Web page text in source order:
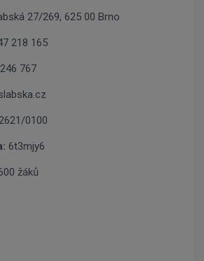
27/269, 625 00 Brno
218 165
767
0100
6t3mjy6
žáků